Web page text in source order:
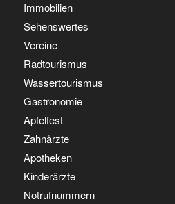
Immobilien
Sehenswertes
Vereine
Radtourismus
Wassertourismus
Gastronomie
Apfelfest
Zahnärzte
Apotheken
Kinderärzte
Notrufnummern